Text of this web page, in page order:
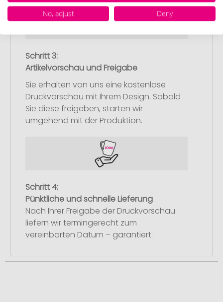
Schritt 3:
Artikelvorschau und Freigabe
Sie erhalten von uns eine kostenlose
Druckvorschau mit Ihrem Design. Sobald
Sie diese freigeben, starten wir
umgehend mit der Produktion.
Schritt 4:
Pünktliche und schnelle Lieferung
Nach Ihrer Freigabe der Druckvorschau
liefern wir termingerecht zum
vereinbarten Datum – garantiert.
No, adjust
Deny